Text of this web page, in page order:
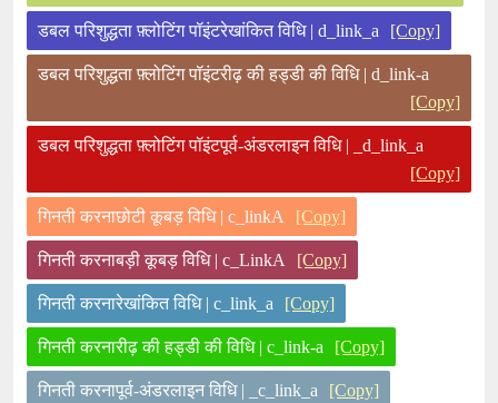
डबल परिशुद्धता फ़्लोटिंग पॉइंटरेखांकित विधि | d_link_a [Copy]
डबल परिशुद्धता फ़्लोटिंग पॉइंटरीढ़ की हड्डी की विधि | d_link-a
[Copy]
डबल परिशुद्धता फ़्लोटिंग पॉइंटपूर्व-अंडरलाइन विधि | _d_link_a
[Copy]
गिनती करनाछोटी कूबड़ विधि | c_linkA [Copy]
गिनती करनाबड़ी कूबड़ विधि | c_LinkA [Copy]
गिनती करनारेखांकित विधि | c_link_a [Copy]
गिनती करनारीढ़ की हड्डी की विधि | c_link-a [Copy]
गिनती करनापूर्व-अंडरलाइन विधि | _c_link_a [Copy]